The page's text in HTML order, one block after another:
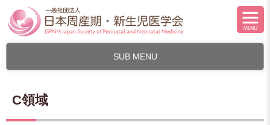
SUB MENU
C領域